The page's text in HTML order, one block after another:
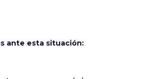
ante esta situación: